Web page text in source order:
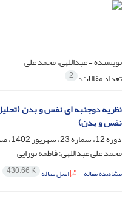
نویسنده =عبداللهی، محمد علی
تعداد مقالات: 2
نظریه دوجنبه ای نفس و بدن
نفس و بدن)
دوره 12، شماره 23، شهریور 1402، صفحه
محمد علی عبداللهی؛ فاطمه نورایی
مشاهده مقاله اصل مقاله 430.66 K